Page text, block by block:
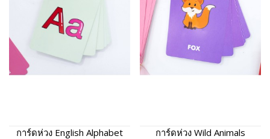
การ์ดห่วง English Alphabet
การ์ดห่วง Wild Animals